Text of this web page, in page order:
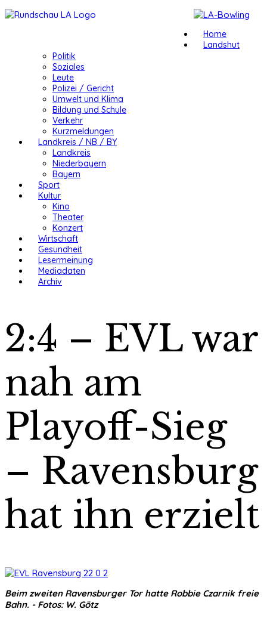
Home
Landshut
Politik
Soziales
Leute
Polizei / Gericht
Umwelt und Klima
Bildung und Schule
Verkehr
Kurzmeldungen
Landkreis / NB / BY
Landkreis
Niederbayern
Bayern
Sport
Kultur
Kino
Theater
Konzert
Wirtschaft
Gesundheit
Lesermeinung
Mediadaten
Archiv
2:4 – EVL war
nah am
Playoff-Sieg
– Ravensburg
hat ihn erzielt
Beim zweiten Ravensburger Tor hatte Robbie Czarnik freie
Bahn. - Fotos: W. Götz